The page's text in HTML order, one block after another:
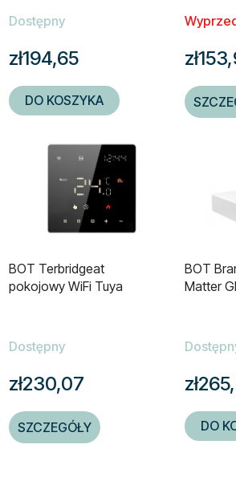
Dostępny
zł194,65
DO KOSZYKA
BOT Terbridgeat
pokojowy WiFi Tuya
Dostępny
zł230,07
SZCZEGÓŁY
BOT
Matter
DO